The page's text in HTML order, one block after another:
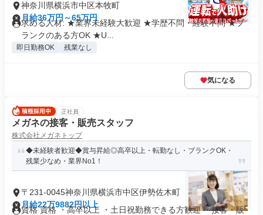
神奈川県横浜市中区本牧町
月給36万円～65万円
求める人材: ★業界未経験大歓迎 ★学歴不問・経験不問 ★ブ
ランクのある方OK ★U...
即日勤務OK 残業なし
気になる
正社員
メガネの接客・販売スタッフ
株式会社メガネトップ
◆未経験者歓迎◆賞与昇給◎高卒以上・転勤なし・ブランクOK・
残業少なめ・業界No1！
〒231-0045神奈川県横浜市中区伊勢佐木町
月給22万9882円以上
資格 資格 ・高卒以上 ・土日祝勤務できる方歓迎 ・接客・販